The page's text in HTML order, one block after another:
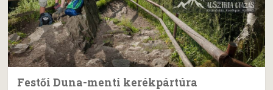
Festői Duna-menti kerékpártúra